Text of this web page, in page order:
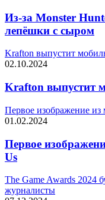
Из-за Monster
лепёшки с сыром
Krafton выпустит
02.10.2024
Krafton выпустит
Первое изображение из
01.02.2024
Первое
Us
The Game Awards 2024
журналисты